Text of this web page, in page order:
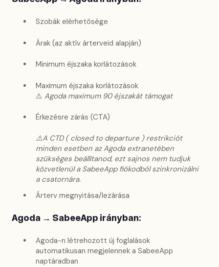
Szobák elérhetősége
Árak (az aktív árterveid alapján)
Minimum éjszaka korlátozások
Maximum éjszaka korlátozások
⚠️ Agoda maximum 90 éjszakát támogat
Érkezésre zárás (CTA)
⚠️A CTD ( closed to departure ) restrikciót
minden esetben az Agoda extranetében
szükséges beállítanod, ezt sajnos nem tudjuk
közvetlenül a SabeeApp fiókodból szinkronizálni
a csatornára.
Árterv megnyitása/lezárása
Agoda → SabeeApp irányban:
Agoda-n létrehozott új foglalások
automatikusan megjelennek a SabeeApp
naptáradban